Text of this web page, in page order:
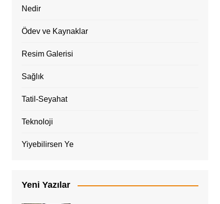
Nedir
Ödev ve Kaynaklar
Resim Galerisi
Sağlık
Tatil-Seyahat
Teknoloji
Yiyebilirsen Ye
Yeni Yazılar